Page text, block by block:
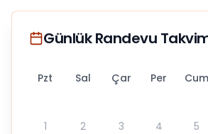
Günlük Randevu
Pzt Sal Çar Per Cum
1 2 3 4 5